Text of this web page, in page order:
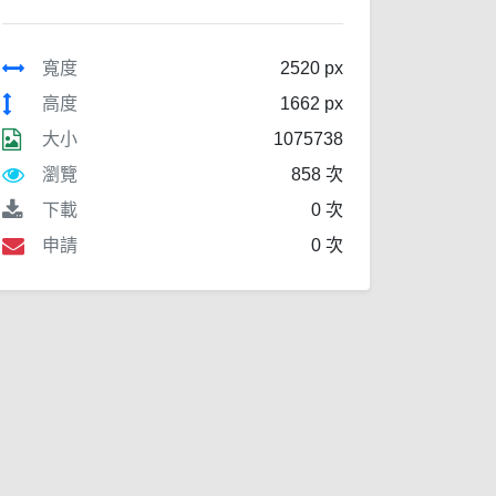
寬度
2520 px
高度
1662 px
大小
1075738
瀏覽
858 次
下載
0 次
申請
0 次